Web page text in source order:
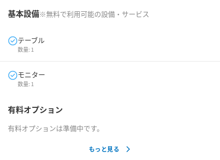
基本設備※無料で利用可能の設備・サービス
テーブル
数量: 1
モニター
数量: 1
有料オプション
有料オプションは準備中です。
もっと見る